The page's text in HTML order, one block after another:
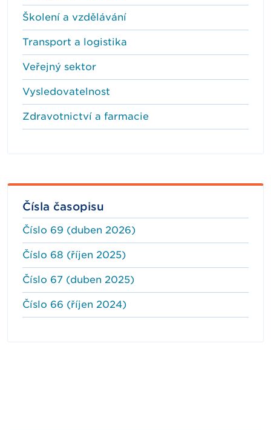
Školení a vzdělávání
Transport a logistika
Veřejný sektor
Vysledovatelnost
Zdravotnictví a farmacie
Čísla časopisu
Číslo 69 (duben 2026)
Číslo 68 (říjen 2025)
Číslo 67 (duben 2025)
Číslo 66 (říjen 2024)